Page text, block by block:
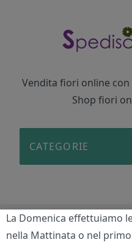
Vendita fiori online
Shop fiori
CATEGORIE
Bellezza
La Domenica effettuiamo
nella Mattinata o nel